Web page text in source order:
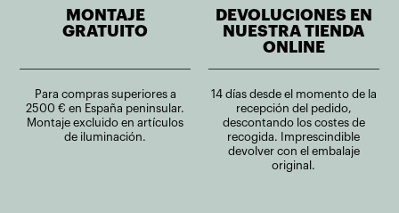
MONTAJE
GRATUITO
Para compras superiores a
2500 € en España peninsular.
Montaje excluido en artículos
de iluminación.
DEVOLUCIONES EN
NUESTRA TIENDA
ONLINE
14 días desde el momento de la
recepción del pedido,
descontando los costes de
recogida. Imprescindible
devolver con el embalaje
original.